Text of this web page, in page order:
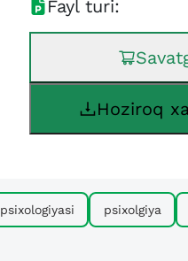
Fayl turi:
Hoziroq
psixologiyasi psixolgiya